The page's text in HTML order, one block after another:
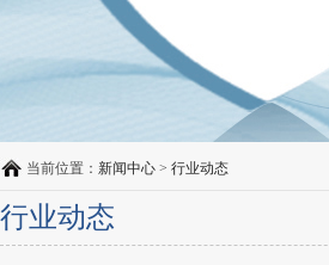
当前位置： 新闻中心 > 行业动态
行业动态